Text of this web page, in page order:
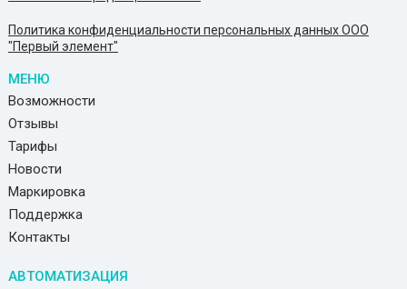
Политика конфиденциальности персональных данных ООО
"Первый элемент"
МЕНЮ
Возможности
Отзывы
Тарифы
Новости
Маркировка
Поддержка
Контакты
АВТОМАТИЗАЦИЯ